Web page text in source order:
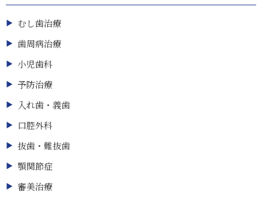
むし歯治療
歯周病治療
小児歯科
予防治療
入れ歯・義歯
口腔外科
抜歯・難抜歯
顎関節症
審美治療